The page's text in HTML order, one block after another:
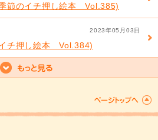
節のイチ押し絵本 Vol.385)
2023年05月03日
チ押し絵本 Vol.384)